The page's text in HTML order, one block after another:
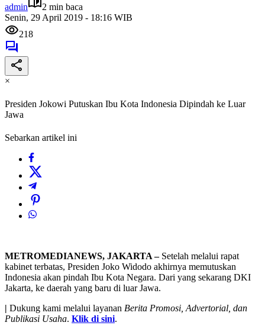
admin
2 min baca
Senin, 29 April 2019 - 18:16 WIB
218
×
Presiden Jokowi Putuskan Ibu Kota Indonesia Dipindah ke Luar
Jawa
Sebarkan artikel ini
METROMEDIANEWS, JAKARTA –Setelah melalui rapat
kabinet terbatas, Presiden Joko Widodo akhirnya memutuskan
Indonesia akan pindah Ibu Kota Negara. Dari yang sekarang DKI
Jakarta, ke daerah yang baru di luar Jawa.
| Dukung kami melalui layanan Berita Promosi, Advertorial, dan
Publikasi Usaha. Klik di sini.